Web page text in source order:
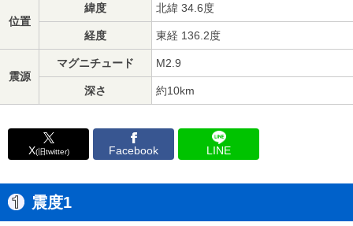
位置
緯度 北緯 34.6度
経度 東経 136.2度
震源
マグニチュード M2.9
深さ 約10km
X(旧twitter) Facebook LINE
震度1